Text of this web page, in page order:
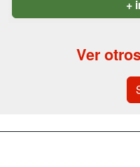
+
Ver